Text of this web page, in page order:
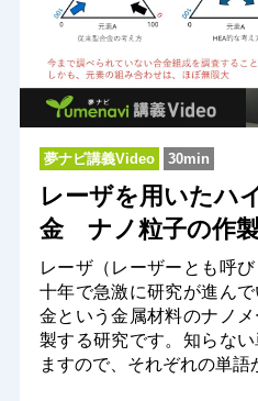
夢ナビ講義Video 30min
レーザを用いたハ
金 ナノ粒子の作
レーザ（レーザーとも呼
十年で急激に研究が進ん
金という金属材料のナノ
製する研究です。知らな
ますので、それぞれの単語